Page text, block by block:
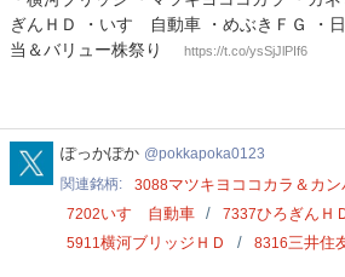
ぎんＨＤ ・いすゞ自動車 ・めぶきＦＧ ・
当＆バリュー株祭り
https://t.co/ysSjJlPIf6
pokkapoka0123
ぽっかぽか pokkapoka0123
関連銘柄
3088マツキヨココカラ＆カン
7202いすゞ自動車 7337ひろぎんＨ
5911横河ブリッジＨＤ 8316三井住